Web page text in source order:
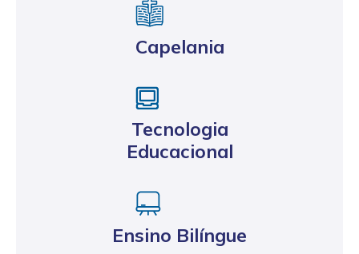
Capelania
Tecnologia
Educacional
Ensino Bilíngue